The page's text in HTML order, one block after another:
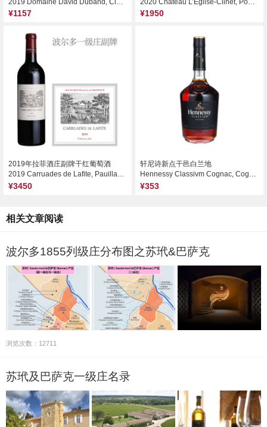
2019 Domaine David Duband, Clos de Vougeot Grand Cru, France
¥1157
2020 Chateau L’Eglise-Clinet, Pomerol, France
¥1950
2019年拉菲酒庄副牌干红葡萄酒
2019 Carruades de Lafite, Pauillac, France
¥3450
轩尼诗新点干邑白兰地
Hennessy Classivm Cognac, Cognac, France
¥353
相关文章阅读
波尔多1855列级庄分布图之苏玳&巴萨克
浏览次数：12711
苏玳及巴萨克一级庄名录